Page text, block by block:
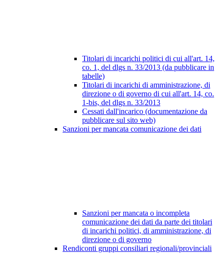
Titolari di incarichi politici di cui all'art. 14,
co. 1, del dlgs n. 33/2013 (da pubblicare in
tabelle)
Titolari di incarichi di amministrazione, di
direzione o di governo di cui all'art. 14, co.
1-bis, del dlgs n. 33/2013
Cessati dall'incarico (documentazione da
pubblicare sul sito web)
Sanzioni per mancata comunicazione dei dati
Sanzioni per mancata o incompleta
comunicazione dei dati da parte dei titolari
di incarichi politici, di amministrazione, di
direzione o di governo
Rendiconti gruppi consiliari regionali/provinciali